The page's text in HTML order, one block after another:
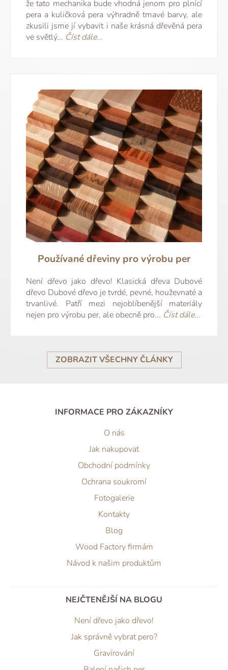
že tato mechanika bude vhodná jenom pro plnící
pera a kuličková pera výhradně tmavé barvy, ale
zkusili jsme jí vybavit i naše krásná dřevěná pera
ve světlý... Číst dále...
Používané dřeviny pro výrobu per
Není dřevo jako dřevo! Klasická dřeva Dubové
dřevo Dubové dřevo je tvrdé, pevné, houževnaté a
trvanlivé. Patří mezi nejoblíbenější materiály
nejen pro výrobu per, ale obecně pro... Číst dále...
ZOBRAZIT VŠECHNY ČLÁNKY
INFORMACE PRO ZÁKAZNÍKY
O nás
Jak nakupovat
Obchodní podmínky
Ochrana soukromí
Fotogalerie
Kontakty
Blog
Wood Factory firmám
Návod k našim produktům
NEJČTENĚJŠÍ NA BLOGU
Není dřevo jako dřevo!
Jak správně vybrat pero?
Gravírování